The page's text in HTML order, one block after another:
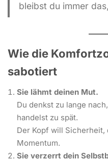
bleibst du immer
Wie die
sabotiert
Sie lähmt deinen Mut.
Du denkst zu lange
handelst zu spät.
Der Kopf will
Momentum.
Sie verzerrt dein